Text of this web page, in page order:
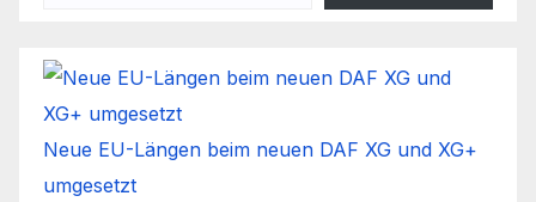
Neue EU-Längen beim neuen DAF XG und XG+
umgesetzt